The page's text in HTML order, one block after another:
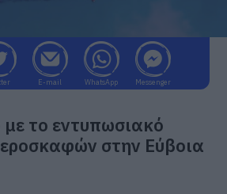
E-mail WhatsApp Messenger
με το εντυπωσιακό
στην Εύβοια